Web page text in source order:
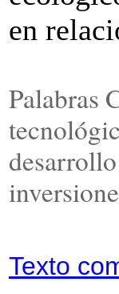
en
Palabras
Texto